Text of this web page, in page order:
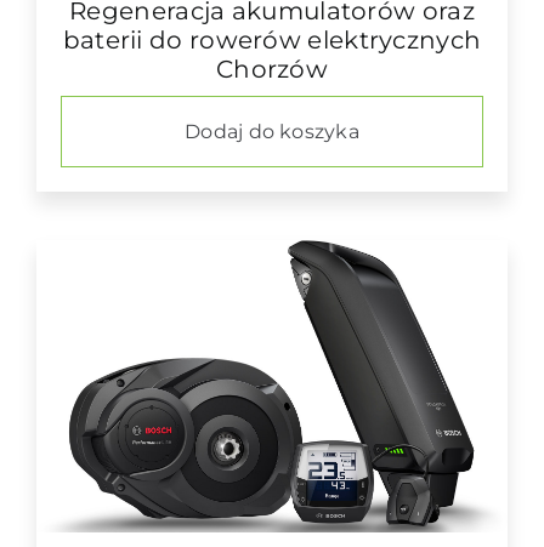
Regeneracja akumulatorów oraz
baterii do rowerów elektrycznych
Chorzów
Dodaj do koszyka